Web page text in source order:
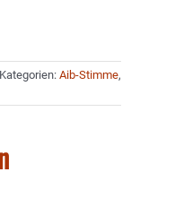
Kategorien: Aib-Stimme,